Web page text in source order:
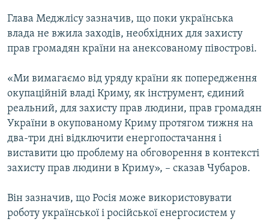
Глава Меджлісу зазначив, що поки українська
влада не вжила заходів, необхідних для захисту
прав громадян країни на анексованому півострові.
«Ми вимагаємо від уряду країни як попередження
окупаційній владі Криму, як інструмент, єдиний
реальний, для захисту прав людини, прав громадян
України в окупованому Криму протягом тижня на
два-три дні відключити енергопостачання і
виставити цю проблему на обговорення в контексті
захисту прав людини в Криму», – сказав Чубаров.
Він зазначив, що Росія може використовувати
роботу української і російської енергосистем у